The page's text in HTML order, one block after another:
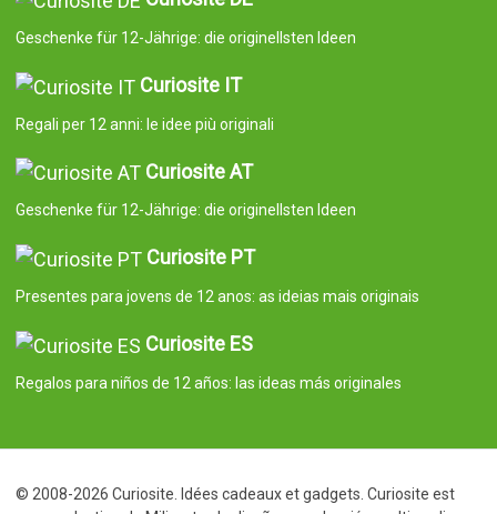
Geschenke für 12-Jährige: die originellsten Ideen
Curiosite IT
Regali per 12 anni: le idee più originali
Curiosite AT
Geschenke für 12-Jährige: die originellsten Ideen
Curiosite PT
Presentes para jovens de 12 anos: as ideias mais originais
Curiosite ES
Regalos para niños de 12 años: las ideas más originales
© 2008-2026 Curiosite. Idées cadeaux et gadgets. Curiosite est